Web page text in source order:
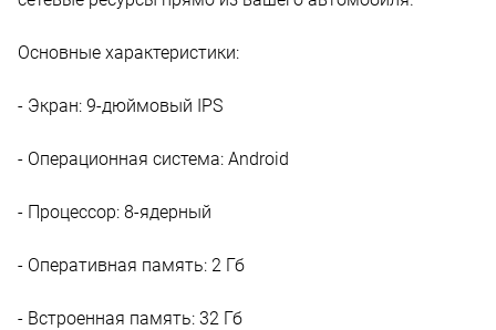
Основные характеристики:
- Экран: 9-дюймовый IPS
- Операционная система: Android
- Процессор: 8-ядерный
- Оперативная память: 2 Гб
- Встроенная память: 32 Гб